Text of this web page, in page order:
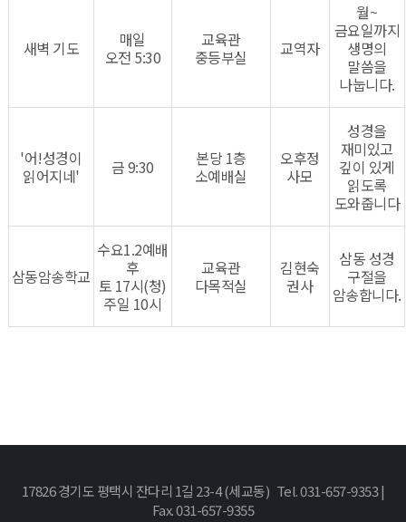
새벽 기도
매일
오전 5:30
교육관
중등부실
교역자
월~
금요일까지
생명의
말씀을
나눕니다.
'어!성경이
읽어지네'
금 9:30
본당 1층
소예배실
오후정
사모
성경을
재미있고
깊이 있게
읽도록
도와줍니다
삼동암송학교
수요1.2예배
후
토 17시(청)
주일 10시
교육관
다목적실
김현숙
권사
삼동 성경
구절을
암송합니다.
17826 경기도 평택시 잔다리 1길 23-4 (세교동) Tel. 031-657-9353 |
Fax. 031-657-9355